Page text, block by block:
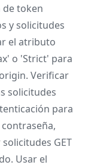
de token
y solicitudes
el atributo
o 'Strict' para
Verificar
solicitudes
para
GET
Usar el